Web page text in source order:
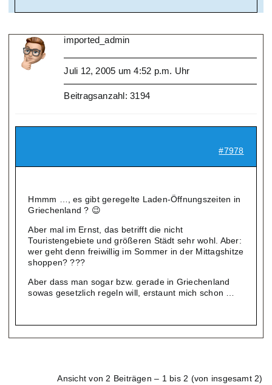
imported_admin
Juli 12, 2005 um 4:52 p.m. Uhr
Beitragsanzahl: 3194
#7978
Hmmm …, es gibt geregelte Laden-Öffnungszeiten in
Griechenland ? 😉
Aber mal im Ernst, das betrifft die nicht
Touristengebiete und größeren Städt sehr wohl. Aber:
wer geht denn freiwillig im Sommer in der Mittagshitze
shoppen? ???
Aber dass man sogar bzw. gerade in Griechenland
sowas gesetzlich regeln will, erstaunt mich schon …
Ansicht von 2 Beiträgen – 1 bis 2 (von insgesamt 2)